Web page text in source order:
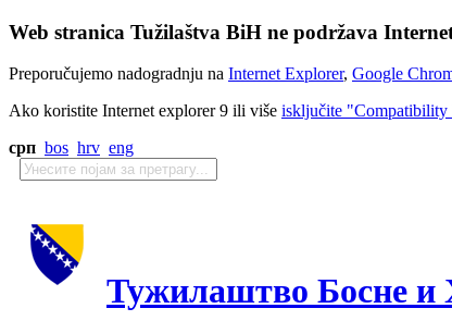
Web stranica Tužilaštva BiH ne podržava
Preporučujemo nadogradnju na Internet Explorer, Google
Ako koristite Internet explorer 9 ili više isključite
срп bos hrv eng
Тужилаштво Босне и